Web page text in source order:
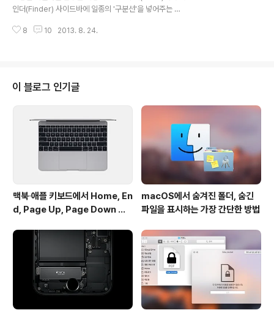
언에 미션 컨트롤 기능이 추가되기 전에는 이쪽이 '오리지
널'이었습니다.) 양쪽 모두 변경 사항이 연동되니 어떤 쪽을
사용하시더라도 무방합니다. ▼ 이후, 화면 우측 상단 모서
인더(Finder) 사이드바에 일종의 '구분선'을 넣어주는 방
의 즐겨찾기 막대에 구분선을 구현하는 방법을 알려 드릴
─────── 간단합니다! 1. 위에 있는 여러 버튼 중 마음
에 드시는 디자인의 버튼을 사파리 즐겨찾기 막대에 끌어
넣어주시기만 하면 됩니다. ▼ 2. 두 개나 그 이상의 구분
선을 추가하는 것도 가능합니다. ▼ 반대로 제거 하고 싶을
때는 그냥 즐겨찾기 막대 밖으로 끄집어 내면 됩니다..
8 10 2013. 8. 24.
이 블로그 인기글
맥북∙애플 키보드에서 Home, En
d, Page Up, Page Down 키
macOS에서 숨겨진 폴더, 숨긴
파일을 표시하는 가장 간단한 방법